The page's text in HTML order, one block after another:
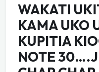
WAKATI
KAMA UKO
KUPITIA
NOTE